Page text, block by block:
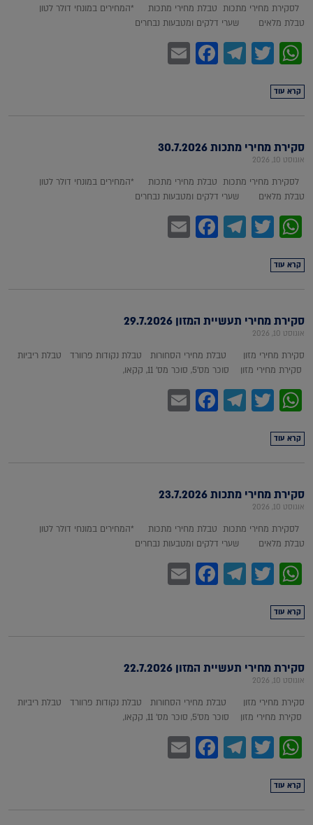
לסקירת מחירי מתכות טבלת מחירי מתכות *המחירים במונחי דולר לטון
טבלת מלאים שערי דלקים ומטבעות נבחרים
WhatsApp
Twitter
Telegram
Facebook
קרא עוד
סקירת מחירי מתכות 30.7.2026
אוגוסט 10, 2026
לסקירת מחירי מתכות טבלת מחירי מתכות *המחירים במונחי דולר לטון
טבלת מלאים שערי דלקים ומטבעות נבחרים
WhatsApp
Twitter
Telegram
Facebook
קרא עוד
סקירת מחירי תעשיית המזון 29.7.2026
אוגוסט 10, 2026
סקירת מחירי מזון טבלת מחירי הסחורות טבלת נקודות פרוורד טבלת ריביות
סקירת מחירי מזון סוכר מס'5, סוכר מס' 11, קקאו,
WhatsApp
Twitter
Telegram
Facebook
קרא עוד
סקירת מחירי מתכות 23.7.2026
אוגוסט 10, 2026
לסקירת מחירי מתכות טבלת מחירי מתכות *המחירים במונחי דולר לטון
טבלת מלאים שערי דלקים ומטבעות נבחרים
WhatsApp
Twitter
Telegram
Facebook
קרא עוד
סקירת מחירי תעשיית המזון 22.7.2026
אוגוסט 10, 2026
סקירת מחירי מזון טבלת מחירי הסחורות טבלת נקודות פרוורד טבלת ריביות
סקירת מחירי מזון סוכר מס'5, סוכר מס' 11, קקאו,
WhatsApp
Twitter
Telegram
Facebook
קרא עוד